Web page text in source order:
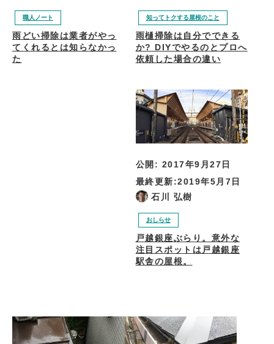
職人ノート
雨どい掃除は業者がやっ
てくれるとは知らなかっ
た
知ってトクする屋根のこと
雨樋掃除は自分でできる
か? DIYでやるのとプロへ
依頼した場合の違い
公開: 2017年9月27日
最終更新:2019年5月7日
石川 弘樹
おしらせ
戸越銀座ぶらり。意外な
注目スポットは戸越銀座
駅舎の屋根。